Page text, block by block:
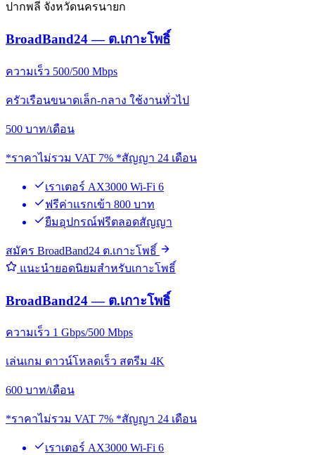
ปากพลี จังหวัดนครนายก
BroadBand24 — ต.เกาะโพธิ์
ความเร็ว 500/500 Mbps
ครัวเรือนขนาดเล็ก-กลาง ใช้งานทั่วไป
500 บาท/เดือน
*ราคาไม่รวม VAT 7% *สัญญา 24 เดือน
เราเตอร์ AX3000 Wi-Fi 6
ฟรีค่าแรกเข้า 800 บาท
ยืมอุปกรณ์ฟรีตลอดสัญญา
สมัคร BroadBand24 ต.เกาะโพธิ์
แนะนำยอดนิยมสำหรับเกาะโพธิ์
BroadBand24 — ต.เกาะโพธิ์
ความเร็ว 1 Gbps/500 Mbps
เล่นเกม ดาวน์โหลดเร็ว สตรีม 4K
600 บาท/เดือน
*ราคาไม่รวม VAT 7% *สัญญา 24 เดือน
เราเตอร์ AX3000 Wi-Fi 6